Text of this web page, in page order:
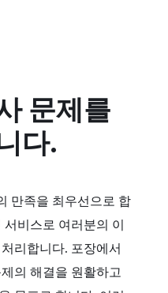
문제를
다.
만족을 최우선으로 합
비스로 여러분의 이
리합니다. 포장에서
의 해결을 원활하고